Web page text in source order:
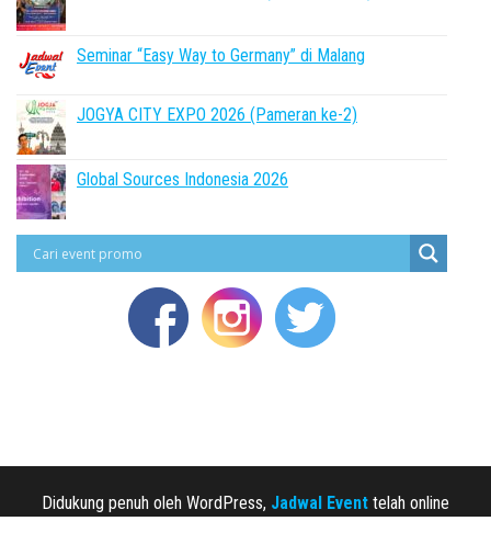
Seminar “Easy Way to Germany” di Malang
JOGYA CITY EXPO 2026 (Pameran ke-2)
Global Sources Indonesia 2026
Didukung penuh oleh WordPress, Jadwal Event telah online